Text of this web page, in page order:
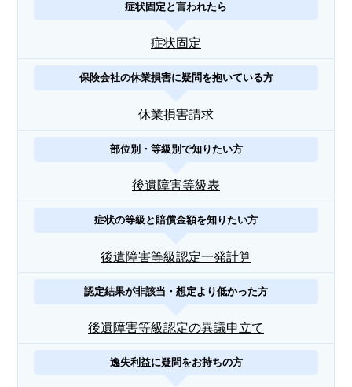
症状固定と言われたら
症状固定
保険会社の休業損害に疑問を抱いている方
休業損害請求
部位別・等級別で知りたい方
後遺障害等級表
症状の等級と賠償金額を知りたい方
後遺障害等級認定一発計算
認定結果が非該当・想定より低かった方
後遺障害等級認定の異議申立て
逸失利益に疑問をお持ちの方